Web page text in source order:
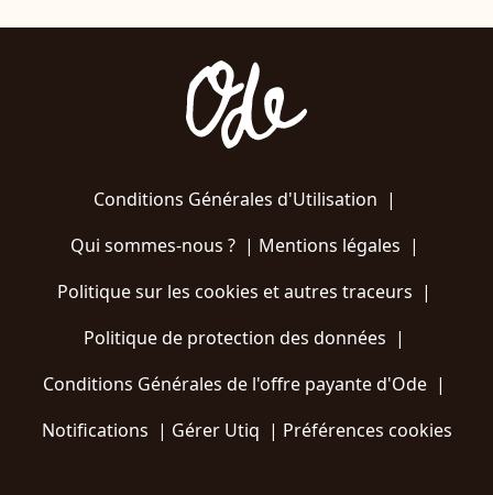
Conditions Générales d'Utilisation |
Qui sommes-nous ?| Mentions légales |
Politique sur les cookies et autres traceurs |
Politique de protection des données |
Conditions Générales de l'offre payante d'Ode |
Notifications | Gérer Utiq | Préférences cookies